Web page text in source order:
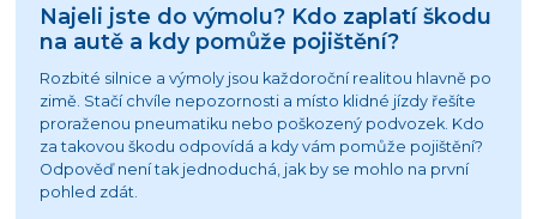
Najeli jste do výmolu? Kdo zaplatí škodu
na autě a kdy pomůže pojištění?
Rozbité silnice a výmoly jsou každoroční realitou hlavně po
zimě. Stačí chvíle nepozornosti a místo klidné jízdy řešíte
proraženou pneumatiku nebo poškozený podvozek. Kdo
za takovou škodu odpovídá a kdy vám pomůže pojištění?
Odpověď není tak jednoduchá, jak by se mohlo na první
pohled zdát.